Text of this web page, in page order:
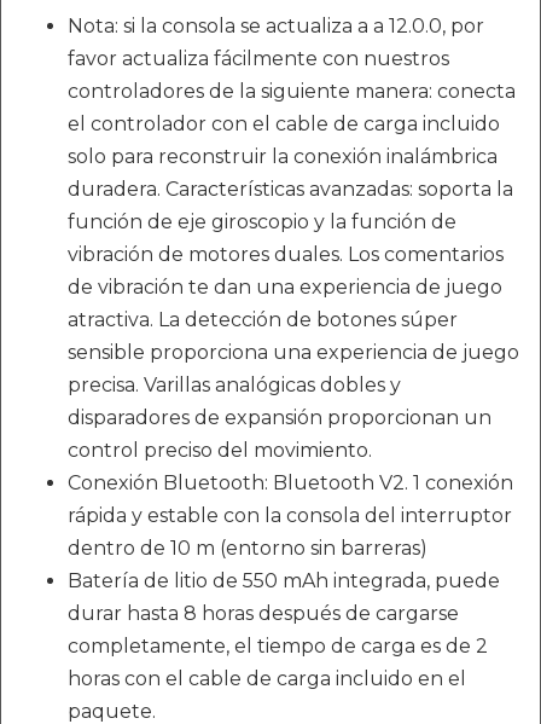
Nota: si la consola se actualiza a a 12.0.0, por
favor actualiza fácilmente con nuestros
controladores de la siguiente manera: conecta
el controlador con el cable de carga incluido
solo para reconstruir la conexión inalámbrica
duradera. Características avanzadas: soporta la
función de eje giroscopio y la función de
vibración de motores duales. Los comentarios
de vibración te dan una experiencia de juego
atractiva. La detección de botones súper
sensible proporciona una experiencia de juego
precisa. Varillas analógicas dobles y
disparadores de expansión proporcionan un
control preciso del movimiento.
Conexión Bluetooth: Bluetooth V2. 1 conexión
rápida y estable con la consola del interruptor
dentro de 10 m (entorno sin barreras)
Batería de litio de 550 mAh integrada, puede
durar hasta 8 horas después de cargarse
completamente, el tiempo de carga es de 2
horas con el cable de carga incluido en el
paquete.